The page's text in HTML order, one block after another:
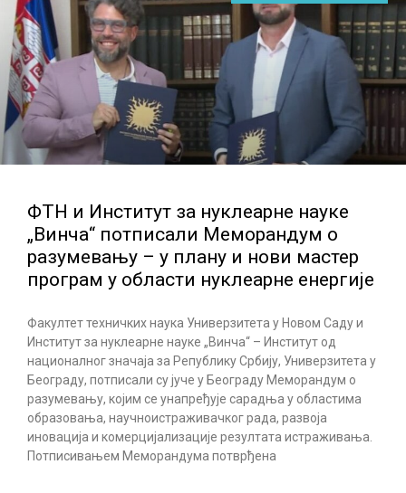
ФТН и Институт за нуклеарне науке
„Винча“ потписали Меморандум о
разумевању – у плану и нови мастер
програм у области нуклеарне енергије
Факултет техничких наука Универзитета у Новом Саду и
Институт за нуклеарне науке „Винча“ – Институт од
националног значаја за Републику Србију, Универзитета у
Београду, потписали су јуче у Београду Меморандум о
разумевању, којим се унапређује сарадња у областима
образовања, научноистраживачког рада, развоја
иновација и комерцијализације резултата истраживања.
Потписивањем Меморандума потврђена